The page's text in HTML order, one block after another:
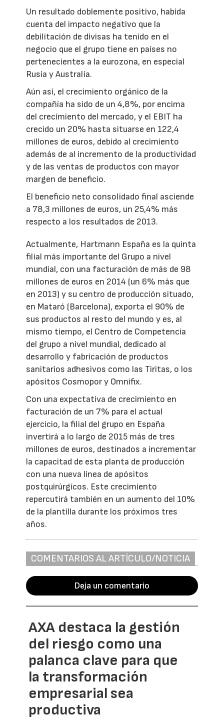
Un resultado doblemente positivo, habida
cuenta del impacto negativo que la
debilitación de divisas ha tenido en el
negocio que el grupo tiene en países no
pertenecientes a la eurozona, en especial
Rusia y Australia.
Aún así, el crecimiento orgánico de la
compañía ha sido de un 4,8%, por encima
del crecimiento del mercado, y el EBIT ha
crecido un 20% hasta situarse en 122,4
millones de euros, debido al crecimiento
además de al incremento de la productividad
y de las ventas de productos con mayor
margen de beneficio.
El beneficio neto consolidado final asciende
a 78,3 millones de euros, un 25,4% más
respecto a los resultados de 2013.
Actualmente, Hartmann España es la quinta
filial más importante del Grupo a nivel
mundial, con una facturación de más de 98
millones de euros en 2014 (un 6% más que
en 2013) y su centro de producción situado,
en Mataró (Barcelona), exporta el 90% de
sus productos al resto del mundo y es, al
mismo tiempo, el Centro de Competencia
del grupo a nivel mundial, dedicado al
desarrollo y fabricación de productos
sanitarios adhesivos como las Tiritas, o los
apósitos Cosmopor y Omnifix.
Con una expectativa de crecimiento en
facturación de un 7% para el actual
ejercicio, la filial del grupo en España
invertirá a lo largo de 2015 más de tres
millones de euros, destinados a incrementar
la capacitad de esta planta de producción
con una nueva línea de apósitos
postquirúrgicos. Este crecimiento
repercutirá también en un aumento del 10%
de la plantilla durante los próximos tres
años.
COMENTARIOS AL ARTÍCULO/NOTICIA
Deja un comentario
AXA destaca la gestión
del riesgo como una
palanca clave para que
la transformación
empresarial sea
productiva